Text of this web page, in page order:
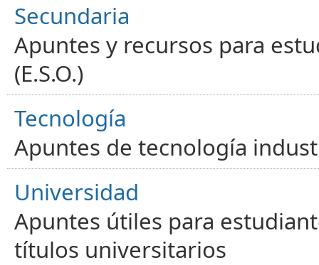
Secundaria
Apuntes y recursos para
(E.S.O.)
Tecnología
Apuntes de tecnología
Universidad
Apuntes útiles para
títulos universitarios